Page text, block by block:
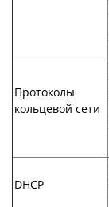
Протоколы
кольцевой сети
DHCP